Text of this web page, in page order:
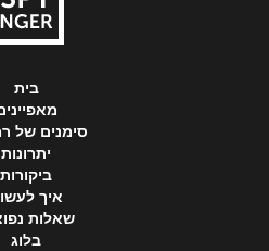
בית
סימנים של
יתרונות
ביקורות
איך
שאלות
בלוג